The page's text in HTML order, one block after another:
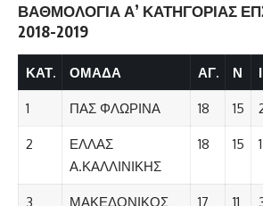
ΒΑΘΜΟΛΟΓΙΑ Α’ ΚΑΤΗΓΟΡΙΑΣ
2018-2019
ΚΑΤ. ΟΜΑΔΑ ΑΓ. Ν Ι
1 ΠΑΣ ΦΛΩΡΙΝΑ 18 15
2
ΕΛΛΑΣ
Α.ΚΑΛΛΙΝΙΚΗΣ
18 15 1
3
ΜΑΚΕΔΟΝΙΚΟΣ
17 11